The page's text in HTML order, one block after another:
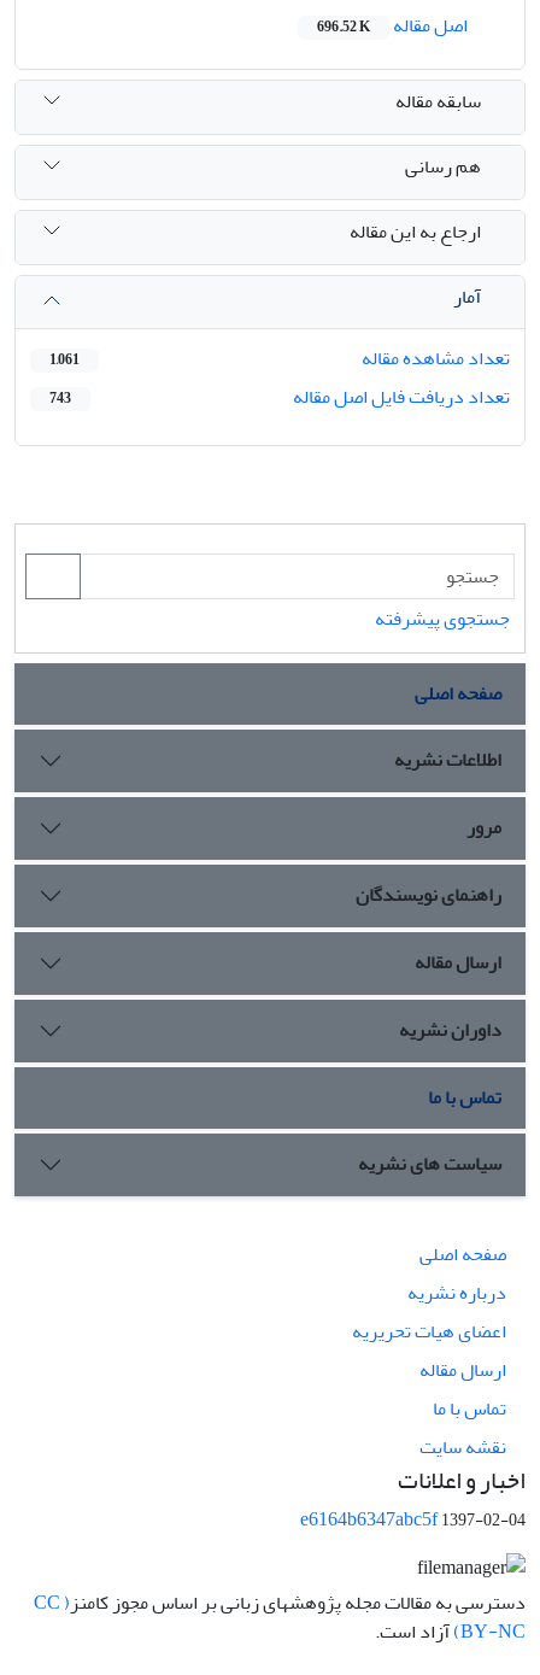
اصل مقاله
696.52 K
سابقه مقاله
هم رسانی
ارجاع به این مقاله
آمار
تعداد مشاهده مقاله
1,061
تعداد دریافت فایل اصل مقاله 743
جستجوی پیشرفته
صفحه اصلی
اطلاعات نشریه
مرور
راهنمای نویسندگان
ارسال مقاله
داوران نشریه
تماس با ما
سیاست های نشریه
صفحه اصلی
درباره نشریه
اعضای هیات تحریریه
ارسال مقاله
تماس با ما
نقشه سایت
اخبار و اعلانات
e6164b6347abc5f1397-02-04
دسترسی به مقالات مجله پژوهشهای زبانی بر اساس مجوز کامنز ( CC
BY-NC) آزاد است.